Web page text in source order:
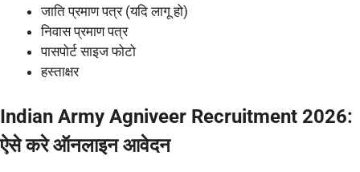
जाति प्रमाण पत्र (यदि लागू हो)
निवास प्रमाण पत्र
पासपोर्ट साइज फोटो
हस्ताक्षर
Indian Army Agniveer Recruitment 2026:
ऐसे करे ऑनलाइन आवेदन